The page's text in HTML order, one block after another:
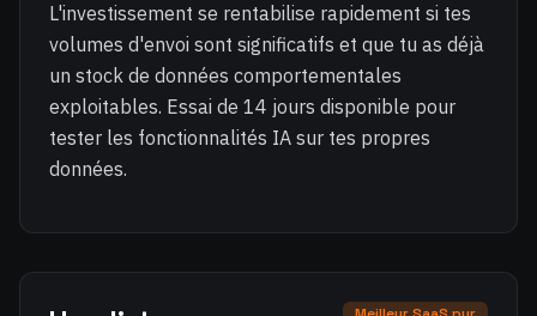
L'investissement se rentabilise rapidement si tes
volumes d'envoi sont significatifs et que tu as déjà
un stock de données comportementales
exploitables. Essai de 14 jours disponible pour
tester les fonctionnalités IA sur tes propres
données.